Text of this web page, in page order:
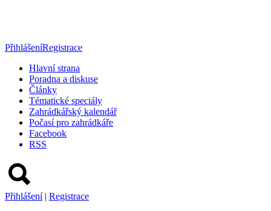
PřihlášeníRegistrace
Hlavní strana
Poradna a diskuse
Články
Tématické speciály
Zahrádkářský kalendář
Počasí pro zahrádkáře
Facebook
RSS
Přihlášení | Registrace